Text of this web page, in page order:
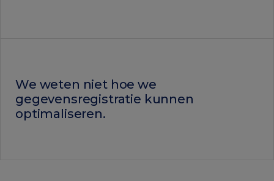
We weten niet hoe we
gegevensregistratie kunnen
optimaliseren.